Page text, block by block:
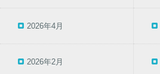
2026年4月
2026年2月